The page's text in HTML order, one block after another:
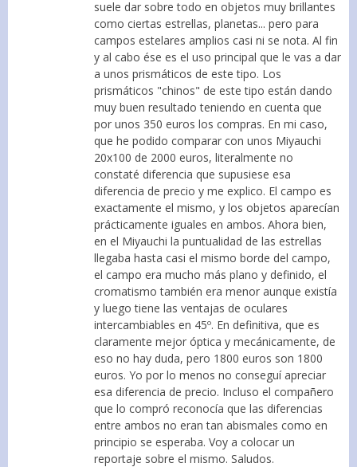
suele dar sobre todo en objetos muy brillantes
como ciertas estrellas, planetas... pero para
campos estelares amplios casi ni se nota. Al fin
y al cabo ése es el uso principal que le vas a dar
a unos prismáticos de este tipo. Los
prismáticos "chinos" de este tipo están dando
muy buen resultado teniendo en cuenta que
por unos 350 euros los compras. En mi caso,
que he podido comparar con unos Miyauchi
20x100 de 2000 euros, literalmente no
constaté diferencia que supusiese esa
diferencia de precio y me explico. El campo es
exactamente el mismo, y los objetos aparecían
prácticamente iguales en ambos. Ahora bien,
en el Miyauchi la puntualidad de las estrellas
llegaba hasta casi el mismo borde del campo,
el campo era mucho más plano y definido, el
cromatismo también era menor aunque existía
y luego tiene las ventajas de oculares
intercambiables en 45º. En definitiva, que es
claramente mejor óptica y mecánicamente, de
eso no hay duda, pero 1800 euros son 1800
euros. Yo por lo menos no conseguí apreciar
esa diferencia de precio. Incluso el compañero
que lo compró reconocía que las diferencias
entre ambos no eran tan abismales como en
principio se esperaba. Voy a colocar un
reportaje sobre el mismo. Saludos.